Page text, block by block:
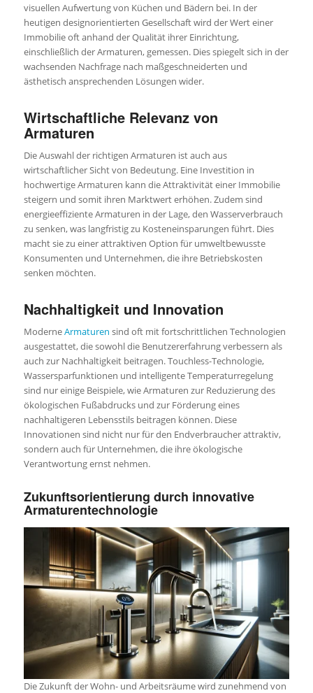
visuellen Aufwertung von Küchen und Bädern bei. In der
heutigen designorientierten Gesellschaft wird der Wert einer
Immobilie oft anhand der Qualität ihrer Einrichtung,
einschließlich der Armaturen, gemessen. Dies spiegelt sich in der
wachsenden Nachfrage nach maßgeschneiderten und
ästhetisch ansprechenden Lösungen wider.
Wirtschaftliche Relevanz von
Armaturen
Die Auswahl der richtigen Armaturen ist auch aus
wirtschaftlicher Sicht von Bedeutung. Eine Investition in
hochwertige Armaturen kann die Attraktivität einer Immobilie
steigern und somit ihren Marktwert erhöhen. Zudem sind
energieeffiziente Armaturen in der Lage, den Wasserverbrauch
zu senken, was langfristig zu Kosteneinsparungen führt. Dies
macht sie zu einer attraktiven Option für umweltbewusste
Konsumenten und Unternehmen, die ihre Betriebskosten
senken möchten.
Nachhaltigkeit und Innovation
ModerneArmaturen sind oft mit fortschrittlichen Technologien
ausgestattet, die sowohl die Benutzererfahrung verbessern als
auch zur Nachhaltigkeit beitragen. Touchless-Technologie,
Wassersparfunktionen und intelligente Temperaturregelung
sind nur einige Beispiele, wie Armaturen zur Reduzierung des
ökologischen Fußabdrucks und zur Förderung eines
nachhaltigeren Lebensstils beitragen können. Diese
Innovationen sind nicht nur für den Endverbraucher attraktiv,
sondern auch für Unternehmen, die ihre ökologische
Verantwortung ernst nehmen.
Zukunftsorientierung durch innovative
Armaturentechnologie
Die Zukunft der Wohn- und Arbeitsräume wird zunehmend von